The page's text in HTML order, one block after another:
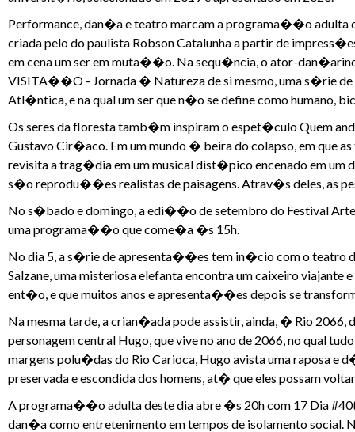
Performance, dan�a e teatro marcam a programa��o
criada pelo do paulista Robson Catalunha a partir de
em cena um ser em muta��o. Na sequ�ncia, o ator-
VISITA��O - Jornada � Natureza de si mesmo, uma s�rie
Atl�ntica, e na qual um ser que n�o se define como humano,
Os seres da floresta tamb�m inspiram o espet�culo Quem
Gustavo Cir�aco. Em um mundo � beira do colapso, em que
revisita a trag�dia em um musical dist�pico encenado em um
s�o reprodu��es realistas de paisagens. Atrav�s deles, as
No s�bado e domingo, a edi��o de setembro do Festival
uma programa��o que come�a �s 15h.
No dia 5, a s�rie de apresenta��es tem in�cio com o teatro
Salzane, uma misteriosa elefanta encontra um caixeiro viajante
ent�o, e que muitos anos e apresenta��es depois se
Na mesma tarde, a crian�ada pode assistir, ainda, � Rio
personagem central Hugo, que vive no ano de 2066, no qual
margens polu�das do Rio Carioca, Hugo avista uma raposa
preservada e escondida dos homens, at� que eles possam
A programa��o adulta deste dia abre �s 20h com 17 Dia
dan�a como entretenimento em tempos de isolamento social.